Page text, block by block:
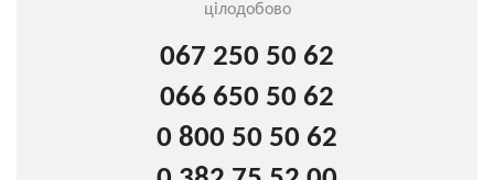
цілодобово
067 250 50 62
066 650 50 62
0 800 50 50 62